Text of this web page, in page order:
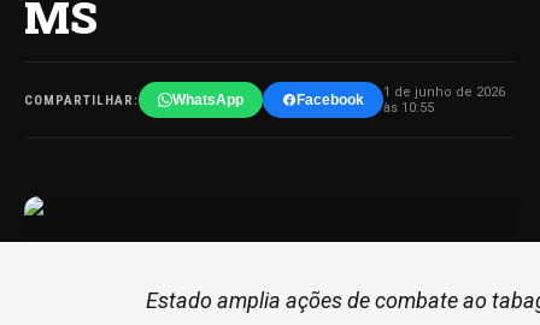
MS
COMPARTILHAR: WhatsApp Facebook
1 de junho de 2026
às 10:55
Estado amplia ações de combate ao